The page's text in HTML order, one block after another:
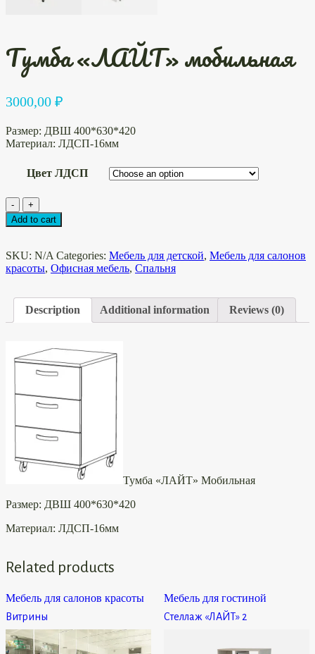
Тумба «ЛАЙТ» мобильная
3000,00 ₽
Размер: ДВШ 400*630*420
Материал: ЛДСП-16мм
Цвет ЛДСП
-
Тумба
"ЛАЙТ"
мобильная
+
Add to cart
SKU: N/A Categories: Мебель для детской, Мебель для салонов
красоты, Офисная мебель, Спальня
Description Additional information Reviews (0)
Тумба «ЛАЙТ» Мобильная
Размер: ДВШ 400*630*420
Материал: ЛДСП-16мм
Related products
Мебель для салонов красоты
Витрины
Мебель для гостиной
Стеллаж «ЛАЙТ» 2